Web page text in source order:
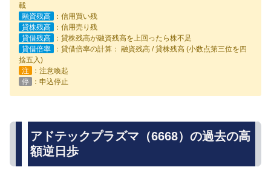
載
融資残高
：信用買い残
貸株残高
：信用売り残
貸借残高
：貸株残高が融資残高を上回ったら株不足
貸借倍率
：貸借倍率の計算： 融資残高 / 貸株残高 (小数点第三位を四
捨五入)
注
：注意喚起
停
：申込停止
アドテックプラズマ（6668）の過去の高
額逆日歩